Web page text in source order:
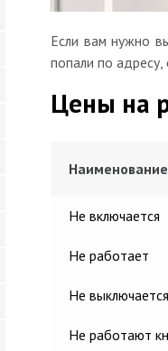
Если вам нужно
попали по
Цены на
Не включается
Не работает
Не выключается
Не работают